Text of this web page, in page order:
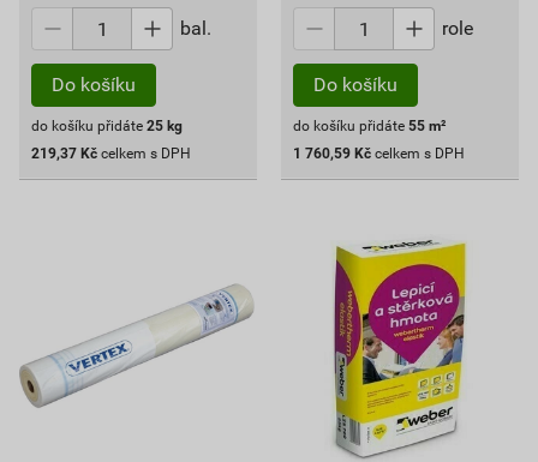
bal.
Do košíku
do košíku přidáte 25 kg
219,37 Kč celkem s DPH
role
Do košíku
do košíku přidáte 55 m²
1 760,59 Kč celkem s DPH